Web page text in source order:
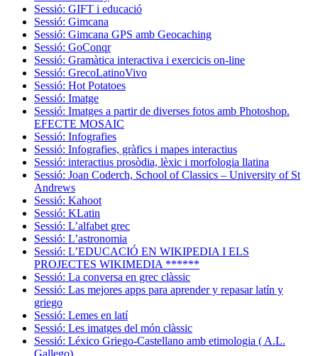
Sessió: GIFT i educació
Sessió: Gimcana
Sessió: Gimcana GPS amb Geocaching
Sessió: GoConqr
Sessió: Gramàtica interactiva i exercicis on-line
Sessió: GrecoLatinoVivo
Sessió: Hot Potatoes
Sessió: Imatge
Sessió: Imatges a partir de diverses fotos amb Photoshop.
EFECTE MOSAIC
Sessió: Infografies
Sessió: Infografies, gràfics i mapes interactius
Sessió: interactius prosòdia, lèxic i morfologia llatina
Sessió: Joan Coderch, School of Classics – University of St
Andrews
Sessió: Kahoot
Sessió: KLatin
Sessió: L’alfabet grec
Sessió: L’astronomia
Sessió: L’EDUCACIÓ EN WIKIPEDIA I ELS
PROJECTES WIKIMEDIA ******
Sessió: La conversa en grec clàssic
Sessió: Las mejores apps para aprender y repasar latín y
griego
Sessió: Lemes en latí
Sessió: Les imatges del món clàssic
Sessió: Léxico Griego-Castellano amb etimologia ( A.L.